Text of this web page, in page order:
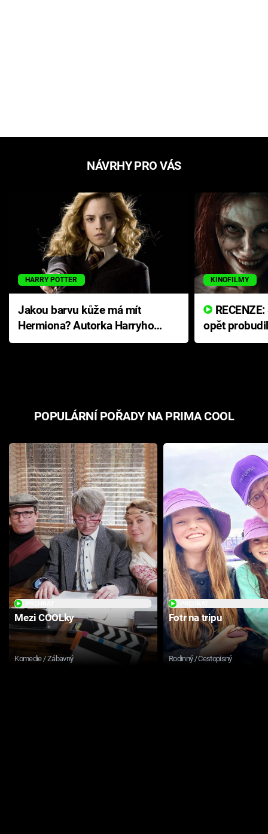
NÁVRHY PRO VÁS
HARRY POTTER
Jakou barvu kůže má mít
Hermiona? Autorka Harryho
Pottera přišla s ráznou
KINOFILMY
opět
přichází s
POPULÁRNÍ POŘADY NA PRIMA COOL
Mezi COOLky
Komedie / Zábavný
Fotr na tripu
Rodinný / Cestopisný